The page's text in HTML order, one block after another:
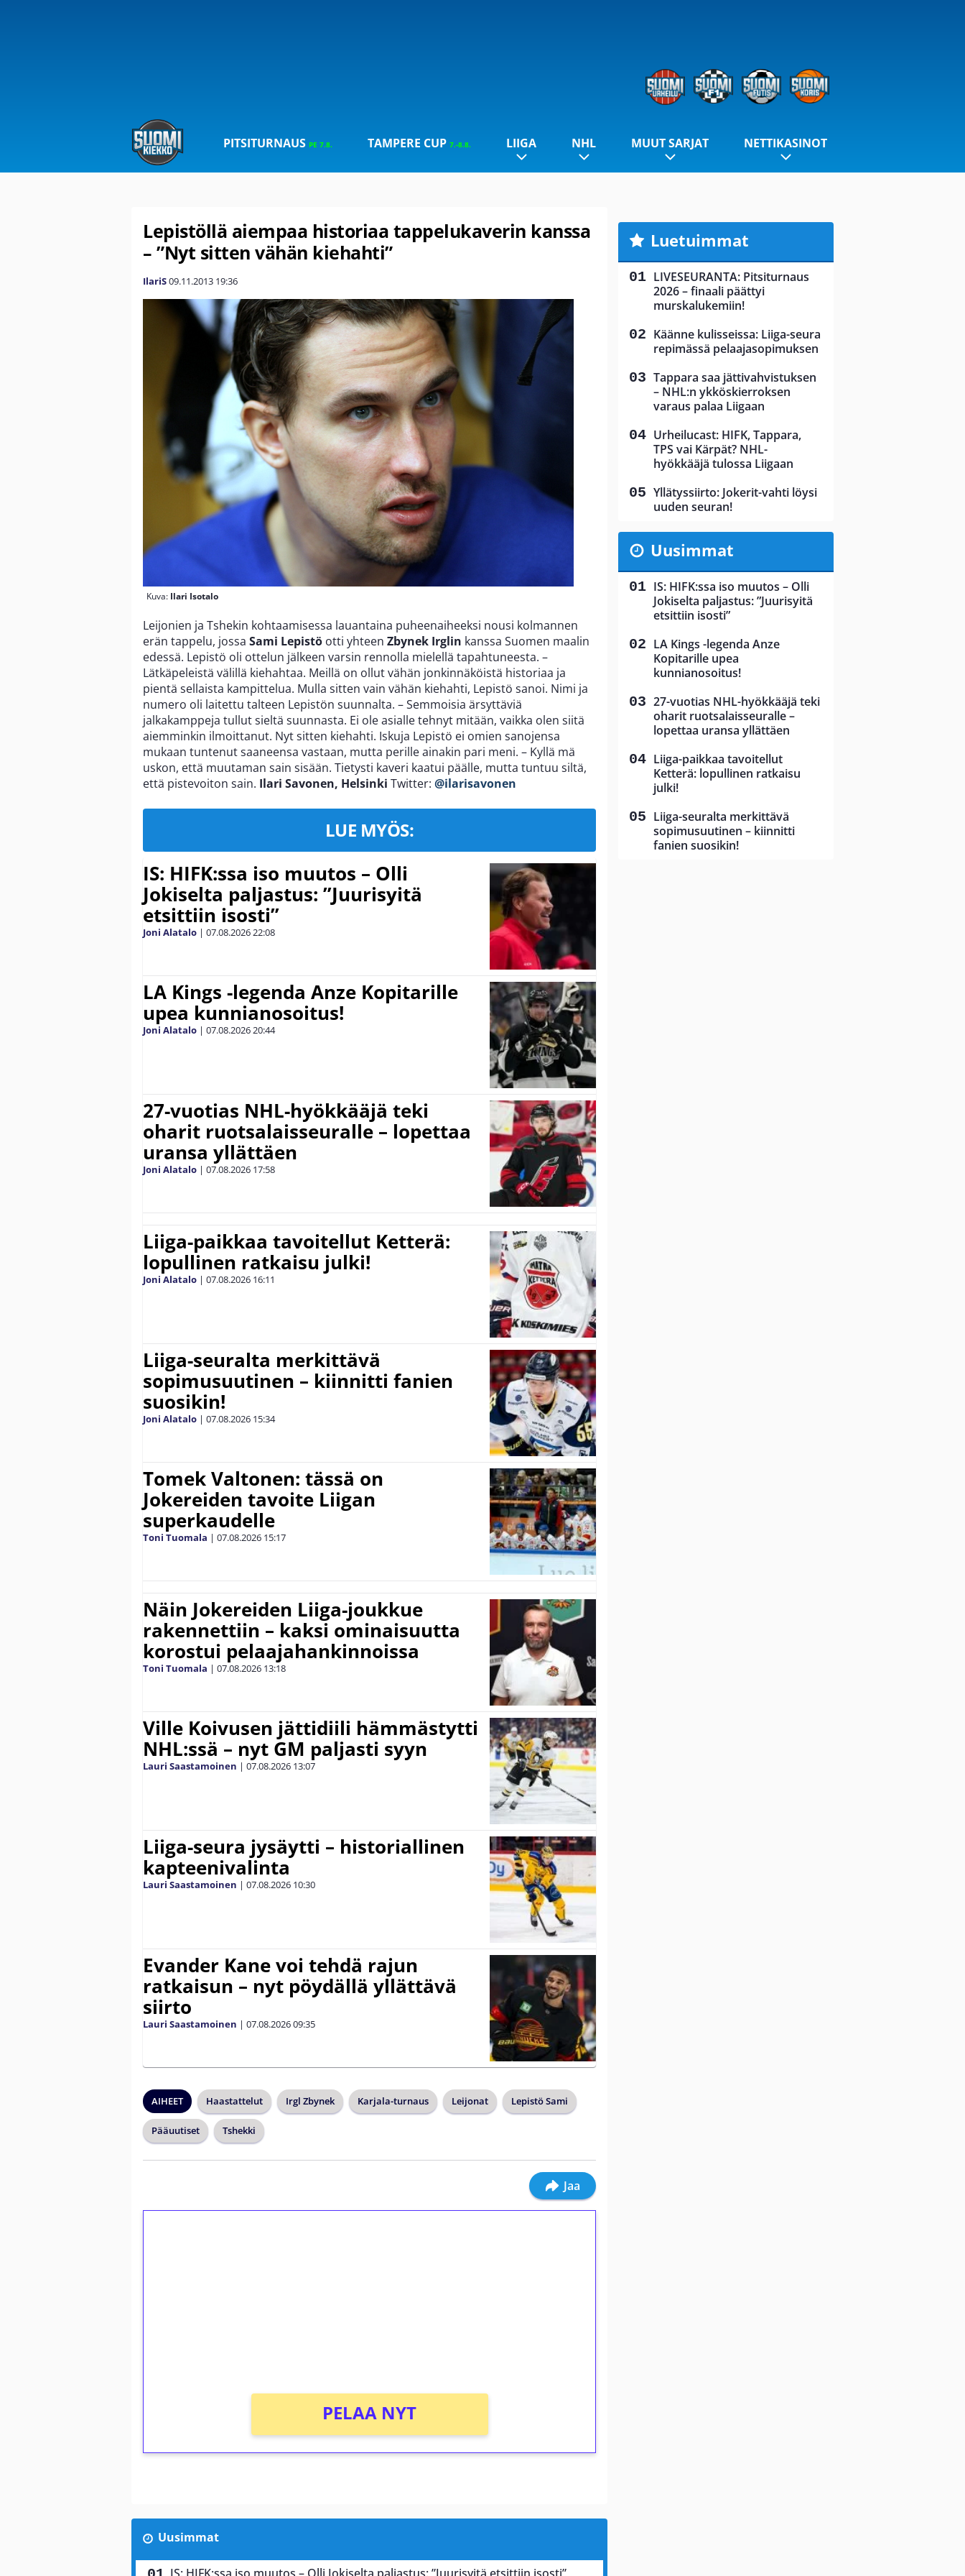
PITSITURNAUS PE 7.8. TAMPERE CUP 7.-8.8. LIIGA NHL MUUT SARJAT NETTIKASINOT
Lepistöllä aiempaa historiaa tappelukaverin kanssa
– ”Nyt sitten vähän kiehahti”
IlariS09.11.2013 19:36
Kuva: Ilari Isotalo
Leijonien ja Tshekin kohtaamisessa lauantaina puheenaiheeksi nousi kolmannen
erän tappelu, jossa Sami Lepistö otti yhteen Zbynek Irglin kanssa Suomen maalin
edessä. Lepistö oli ottelun jälkeen varsin rennolla mielellä tapahtuneesta. –
Lätkäpeleistä välillä kiehahtaa. Meillä on ollut vähän jonkinnäköistä historiaa ja
pientä sellaista kampittelua. Mulla sitten vain vähän kiehahti, Lepistö sanoi. Nimi ja
numero oli laitettu talteen Lepistön suunnalta. – Semmoisia ärsyttäviä
jalkakamppeja tullut sieltä suunnasta. Ei ole asialle tehnyt mitään, vaikka olen siitä
aiemminkin ilmoittanut. Nyt sitten kiehahti. Iskuja Lepistö ei omien sanojensa
mukaan tuntenut saaneensa vastaan, mutta perille ainakin pari meni. – Kyllä mä
uskon, että muutaman sain sisään. Tietysti kaveri kaatui päälle, mutta tuntuu siltä,
että pistevoiton sain. Ilari Savonen, Helsinki Twitter: @ilarisavonen
LUE MYÖS:
IS: HIFK:ssa iso muutos – Olli
Jokiselta paljastus: ”Juurisyitä
etsittiin isosti”
Joni Alatalo | 07.08.202622:08
LA Kings -legenda Anze Kopitarille
upea kunnianosoitus!
Joni Alatalo | 07.08.202620:44
27-vuotias NHL-hyökkääjä teki
oharit ruotsalaisseuralle – lopettaa
uransa yllättäen
Joni Alatalo | 07.08.2026 17:58
Liiga-paikkaa tavoitellut Ketterä:
lopullinen ratkaisu julki!
Joni Alatalo | 07.08.2026 16:11
Liiga-seuralta merkittävä
sopimusuutinen – kiinnitti fanien
suosikin!
Joni Alatalo | 07.08.2026 15:34
Tomek Valtonen: tässä on
Jokereiden tavoite Liigan
superkaudelle
Toni Tuomala | 07.08.2026 15:17
Näin Jokereiden Liiga-joukkue
rakennettiin – kaksi ominaisuutta
korostui pelaajahankinnoissa
Toni Tuomala | 07.08.2026 13:18
Ville Koivusen jättidiili hämmästytti
NHL:ssä – nyt GM paljasti syyn
Lauri Saastamoinen | 07.08.2026 13:07
Liiga-seura jysäytti – historiallinen
kapteenivalinta
Lauri Saastamoinen | 07.08.2026 10:30
Evander Kane voi tehdä rajun
ratkaisun – nyt pöydällä yllättävä
siirto
Lauri Saastamoinen | 07.08.202609:35
AIHEET Haastattelut Irgl Zbynek Karjala-turnaus Leijonat Lepistö Sami
Pääuutiset Tshekki
Jaa
PELAA NYT
Uusimmat
Luetuimmat
LIVESEURANTA: Pitsiturnaus
2026 – finaali päättyi
murskalukemiin!
Käänne kulisseissa: Liiga-seura
repimässä pelaajasopimuksen
Tappara saa jättivahvistuksen
– NHL:n ykköskierroksen
varaus palaa Liigaan
Urheilucast: HIFK, Tappara,
TPS vai Kärpät? NHL-
hyökkääjä tulossa Liigaan
Yllätyssiirto: Jokerit-vahti löysi
uuden seuran!
Uusimmat
IS: HIFK:ssa iso muutos – Olli
Jokiselta paljastus: ”Juurisyitä
etsittiin isosti”
LA Kings -legenda Anze
Kopitarille upea
kunnianosoitus!
27-vuotias NHL-hyökkääjä teki
oharit ruotsalaisseuralle –
lopettaa uransa yllättäen
Liiga-paikkaa tavoitellut
Ketterä: lopullinen ratkaisu
julki!
Liiga-seuralta merkittävä
sopimusuutinen – kiinnitti
fanien suosikin!